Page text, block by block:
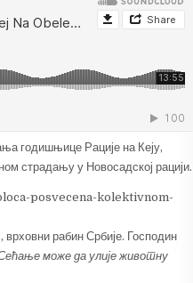
годишњице Рације на Кеју,
страдању у Новосадској рацији.
posvecena-kolektivnom-
врховни рабин Србије. Господин
може да улије животну